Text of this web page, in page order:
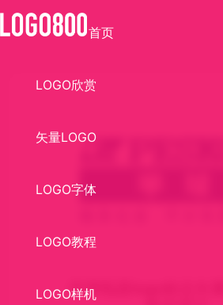
首页
LOGO欣赏
矢量LOGO
LOGO字体
LOGO教程
LOGO样机半球电器logo标志矢量